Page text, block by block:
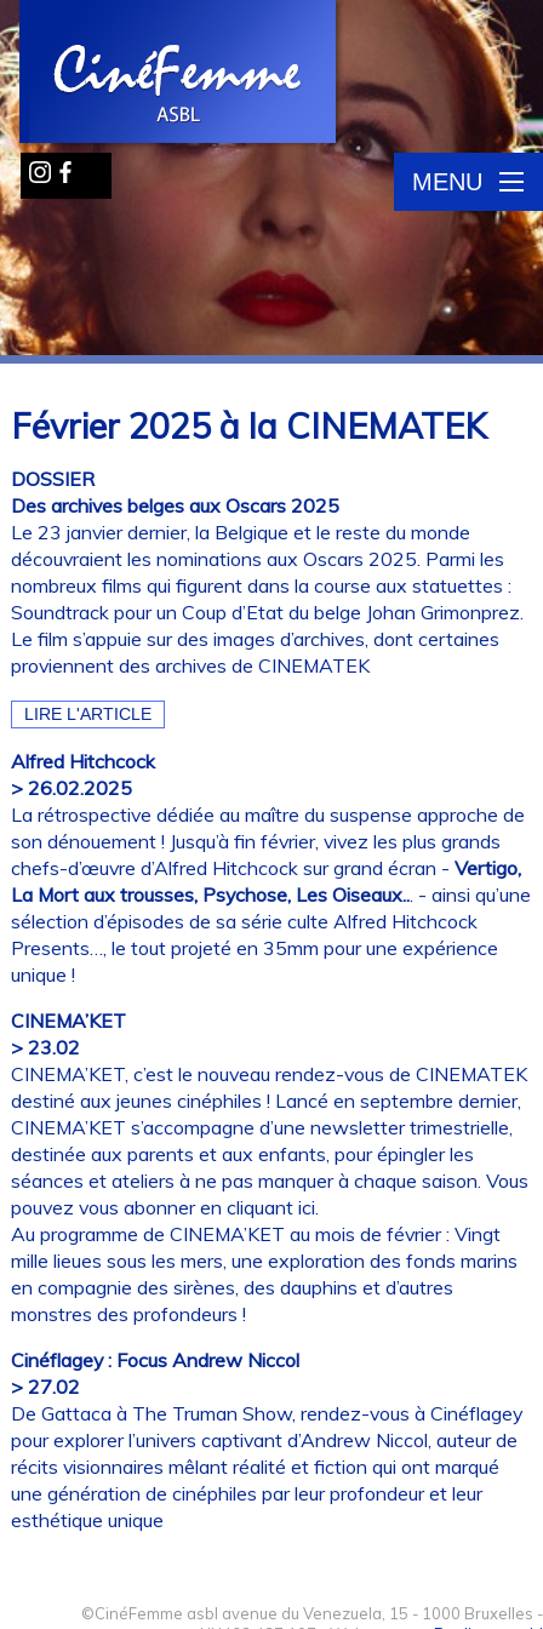
MENU
Février 2025 à la CINEMATEK
DOSSIER
Des archives belges aux Oscars 2025
Le 23 janvier dernier, la Belgique et le reste du monde
découvraient les nominations aux Oscars 2025. Parmi les
nombreux films qui figurent dans la course aux statuettes :
Soundtrack pour un Coup d’Etat du belge Johan Grimonprez.
Le film s’appuie sur des images d’archives, dont certaines
proviennent des archives de CINEMATEK
LIRE L'ARTICLE
Alfred Hitchcock
> 26.02.2025
La rétrospective dédiée au maître du suspense approche de
son dénouement ! Jusqu’à fin février, vivez les plus grands
chefs-d’œuvre d’Alfred Hitchcock sur grand écran -Vertigo,
La Mort aux trousses, Psychose, Les Oiseaux.. . - ainsi qu’une
sélection d’épisodes de sa série culte Alfred Hitchcock
Presents…, le tout projeté en 35mm pour une expérience
unique !
CINEMA’KET
> 23.02
CINEMA’KET, c’est le nouveau rendez-vous de CINEMATEK
destiné aux jeunes cinéphiles ! Lancé en septembre dernier,
CINEMA’KET s’accompagne d’une newsletter trimestrielle,
destinée aux parents et aux enfants, pour épingler les
séances et ateliers à ne pas manquer à chaque saison. Vous
pouvez vous abonner en cliquant ici.
Au programme de CINEMA’KET au mois de février : Vingt
mille lieues sous les mers, une exploration des fonds marins
en compagnie des sirènes, des dauphins et d’autres
monstres des profondeurs !
Cinéflagey : Focus Andrew Niccol
> 27.02
De Gattaca à The Truman Show, rendez-vous à Cinéflagey
pour explorer l’univers captivant d’Andrew Niccol, auteur de
récits visionnaires mêlant réalité et fiction qui ont marqué
une génération de cinéphiles par leur profondeur et leur
esthétique unique
©CinéFemme asbl avenue du Venezuela, 15 - 1000 Bruxelles -